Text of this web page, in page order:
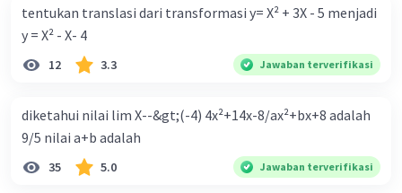
tentukan translasi dari transformasi y= X² + 3X - 5 menjadi
y = X² - X- 4
12 3.3 Jawaban terverifikasi
diketahui nilai lim X--&gt;(-4) 4x²+14x-8/ax²+bx+8 adalah
9/5 nilai a+b adalah
35 5.0 Jawaban terverifikasi